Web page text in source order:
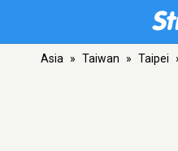
Asia » Taiwan » Taipei